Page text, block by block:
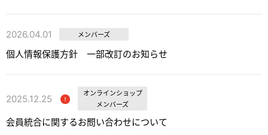
2026.04.01 メンバーズ
個人情報保護方針 一部改訂のお知らせ
2025.12.25
オンラインショップ
メンバーズ
会員統合に関するお問い合わせについて